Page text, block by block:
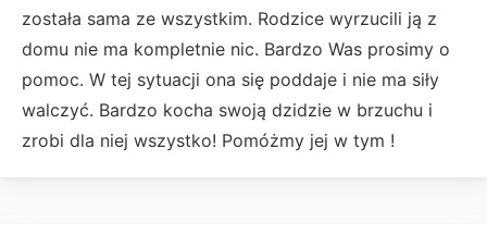
została sama ze wszystkim. Rodzice wyrzucili ją z
domu nie ma kompletnie nic. Bardzo Was prosimy o
pomoc. W tej sytuacji ona się poddaje i nie ma siły
walczyć. Bardzo kocha swoją dzidzie w brzuchu i
zrobi dla niej wszystko! Pomóżmy jej w tym !